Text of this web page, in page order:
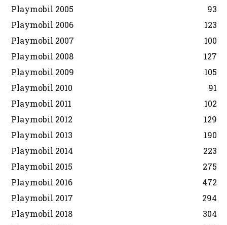
Playmobil 2005
93
Playmobil 2006
123
Playmobil 2007
100
Playmobil 2008
127
Playmobil 2009
105
Playmobil 2010
91
Playmobil 2011
102
Playmobil 2012
129
Playmobil 2013
190
Playmobil 2014
223
Playmobil 2015
275
Playmobil 2016
472
Playmobil 2017
294
Playmobil 2018
304